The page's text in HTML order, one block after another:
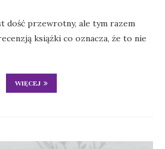
dość przewrotny, ale tym razem
książki co oznacza, że to nie
WIĘCEJ